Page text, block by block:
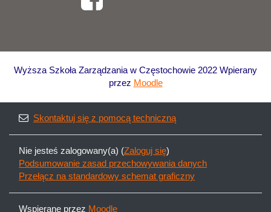
Wyższa Szkoła Zarządzania w Częstochowie 2022 Wpierany
przez Moodle
Skontaktuj się z pomocą techniczną
Nie jesteś zalogowany(a) (Zaloguj się)
Podsumowanie zasad przechowywania danych
Przełącz na standardowy schemat graficzny
Wspierane przez Moodle